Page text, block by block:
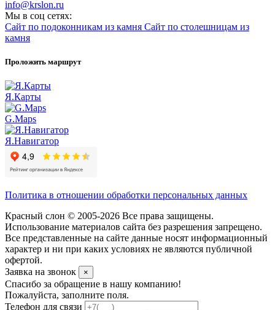
info@krslon.ru
Мы в соц сетях:
Сайт по подоконникам из камня Сайт по столешницам из
камня
Проложить маршрут
Я.Карты
G.Maps
Я.Навигатор
Политика в отношении обработки персональных данных
Красный слон © 2005-2026 Все права защищены.
Использование материалов сайта без разрешения запрещено.
Все представленные на сайте данные носят информационный
характер и ни при каких условиях не являются публичной
офертой.
Заявка на звонок
×
Спасибо за обращение в нашу компанию!
Пожалуйста, заполните поля.
Телефон для связи